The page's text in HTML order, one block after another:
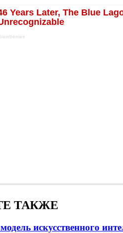
ТАКЖЕ
искусственного